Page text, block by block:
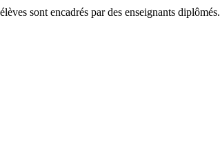
sont encadrés par des enseignants diplômés.